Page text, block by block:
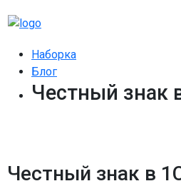
Наборка
Блог
Честный знак
Честный знак в